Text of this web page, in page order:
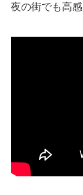
夜の街でも高